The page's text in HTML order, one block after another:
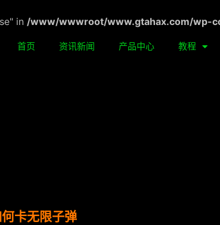
in /www/wwwroot/www.gtahax.com/wp-
首页 资讯新闻 产品中心 教程
卡无限子弹